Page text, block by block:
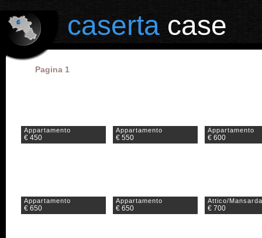
caserta case
Pagina 1
Appartamento
€ 450
Appartamento
€ 550
Appartamento
€ 600
Appartamento
€ 650
Appartamento
€ 650
Attico/Mansarda
€ 700